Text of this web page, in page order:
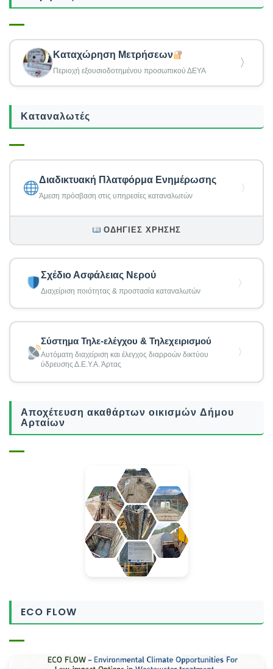
Καταχώρηση Μετρήσεων
Περιοχή εξουσιοδοτημένου προσωπικού ΔΕΥΑ
〉
Καταναλωτές
Διαδικτυακή Πλατφόρμα Ενημέρωσης
Άμεση πρόσβαση στις υπηρεσίες καταναλωτών
〉
ΟΔΗΓΊΕΣ ΧΡΉΣΗΣ
Σχέδιο Ασφάλειας Νερού
Διαχείριση ποιότητας & προστασία καταναλωτών
〉
Σύστημα Τηλε-ελέγχου & Τηλεχειρισμού
Αυτόματη διαχείριση και έλεγχος διαρροών δικτύου
ύδρευσης Δ.Ε.Υ.Α. Άρτας
〉
Αποχέτευση ακαθάρτων οικισμών Δήμου
Αρταίων
ECO FLOW